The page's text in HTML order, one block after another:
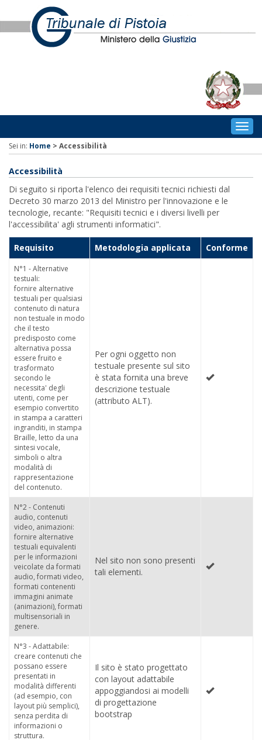
Sei in: Home > Accessibilità
Accessibilità
Di seguito si riporta l'elenco dei requisiti tecnici richiesti dal
Decreto 30 marzo 2013 del Ministro per l'innovazione e le
tecnologie, recante: "Requisiti tecnici e i diversi livelli per
l'accessibilita' agli strumenti informatici".
Requisito Metodologia applicata Conforme
N°1 - Alternative
testuali:
fornire alternative
testuali per qualsiasi
contenuto di natura
non testuale in modo
che il testo
predisposto come
alternativa possa
essere fruito e
trasformato
secondo le
necessita' degli
utenti, come per
esempio convertito
in stampa a caratteri
ingranditi, in stampa
Braille, letto da una
sintesi vocale,
simboli o altra
modalità di
rappresentazione
del contenuto.
Per ogni oggetto non
testuale presente sul sito
è stata fornita una breve
descrizione testuale
(attributo ALT).
N°2 - Contenuti
audio, contenuti
video, animazioni:
fornire alternative
testuali equivalenti
per le informazioni
veicolate da formati
audio, formati video,
formati contenenti
immagini animate
(animazioni), formati
multisensoriali in
genere.
Nel sito non sono presenti
tali elementi.
N°3 - Adattabile:
creare contenuti che
possano essere
presentati in
modalità differenti
(ad esempio, con
layout più semplici),
senza perdita di
informazioni o
struttura.
Il sito è stato progettato
con layout adattabile
appoggiandosi ai modelli
di progettazione
bootstrap